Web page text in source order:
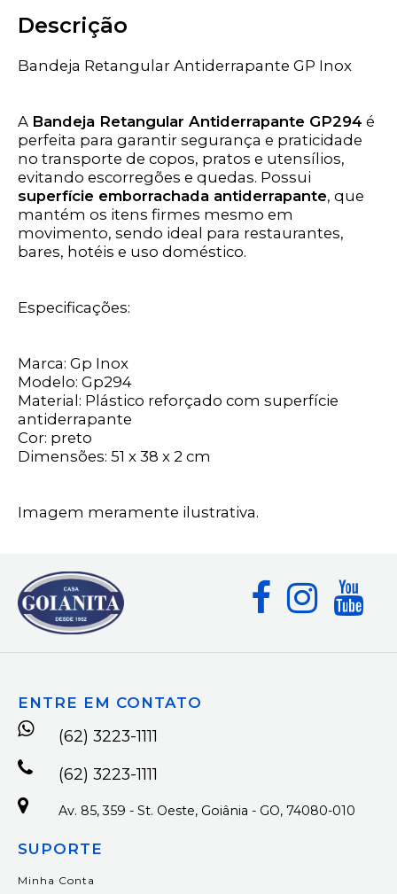
Descrição
Bandeja Retangular Antiderrapante GP Inox
A Bandeja Retangular Antiderrapante GP294 é
perfeita para garantir segurança e praticidade
no transporte de copos, pratos e utensílios,
evitando escorregões e quedas. Possui
superfície emborrachada antiderrapante, que
mantém os itens firmes mesmo em
movimento, sendo ideal para restaurantes,
bares, hotéis e uso doméstico.
Especificações:
Marca: Gp Inox
Modelo: Gp294
Material: Plástico reforçado com superfície
antiderrapante
Cor: preto
Dimensões: 51 x 38 x 2 cm
Imagem meramente ilustrativa.
ENTRE EM CONTATO
(62) 3223-1111
(62) 3223-1111
Av. 85, 359 - St. Oeste, Goiânia - GO, 74080-010
SUPORTE
Minha Conta